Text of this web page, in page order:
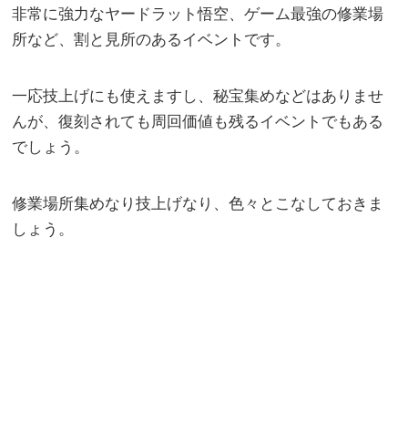
非常に強力なヤードラット悟空、ゲーム最強の修業場
所など、割と見所のあるイベントです。
一応技上げにも使えますし、秘宝集めなどはありませ
んが、復刻されても周回価値も残るイベントでもある
でしょう。
修業場所集めなり技上げなり、色々とこなしておきま
しょう。